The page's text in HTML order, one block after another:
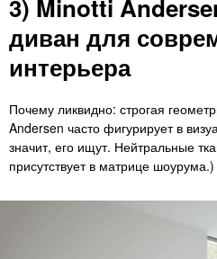
3) Minotti
диван для
интерьера
Почему ликвидно: строгая
Andersen часто фигурирует в
значит, его ищут. Нейтральные
присутствует в матрице шоурума.)